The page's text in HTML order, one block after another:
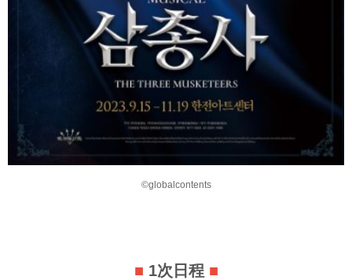
©globalcontents
■ 1次日程 ■